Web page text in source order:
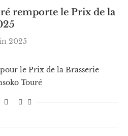
remporte le Prix de la
2025
le Prix de la Brasserie
Touré